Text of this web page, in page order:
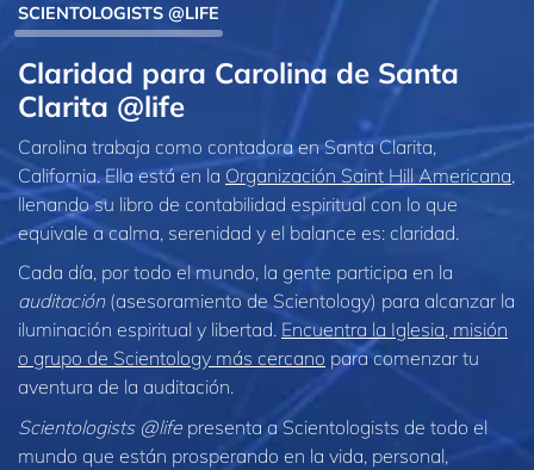
SCIENTOLOGISTS @LIFE
Claridad para Carolina de Santa
Clarita @life
Carolina trabaja como contadora en Santa Clarita,
California. Ella está en la Organización Saint Hill Americana
llenando su libro de contabilidad espiritual con lo que
equivale a calma, serenidad y el balance es: claridad.
Cada día, por todo el mundo, la gente participa en la
auditación(asesoramiento de Scientology) para alcanzar la
iluminación espiritual y libertad. Encuentra la Iglesia, misión
o grupo de Scientology más cercano para comenzar tu
aventura de la auditación.
Scientologists @life presenta a Scientologists de todo el
mundo que están prosperando en la vida, personal,